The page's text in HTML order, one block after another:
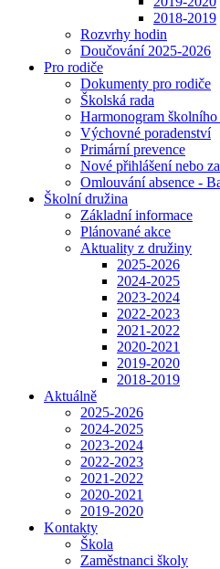
2018-2019
Rozvrhy hodin
Doučování 2025-2026
Pro rodiče
Dokumenty pro rodiče
Školská rada
Harmonogram školního
Výchovné poradenství
Primární prevence
Nové přihlášení nebo
Omlouvání absence -
Školní družina
Základní informace
Plánované akce
Aktuality z družiny
2025-2026
2024-2025
2023-2024
2022-2023
2021-2022
2020-2021
2019-2020
2018-2019
Aktuálně
2025-2026
2024-2025
2023-2024
2022-2023
2021-2022
2020-2021
2019-2020
Kontakty
Škola
Zaměstnanci školy